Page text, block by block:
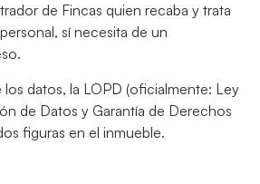
de Fincas quien recaba y trata
sí necesita de un
los datos, la LOPD (oficialmente: Ley
de Datos y Garantía de Derechos
figuras en el inmueble.